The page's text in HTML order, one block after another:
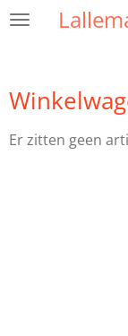
Ga
hoofdinhoud
Er zitten geen